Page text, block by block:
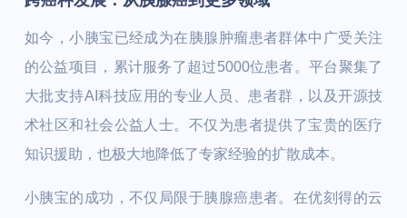
如今，小胰宝已经成为在胰腺肿瘤患者群体中广受关注
的公益项目，累计服务了超过5000位患者。平台聚集了
大批支持AI科技应用的专业人员、患者群，以及开源技
术社区和社会公益人士。不仅为患者提供了宝贵的医疗
知识援助，也极大地降低了专家经验的扩散成本。
小胰宝的成功，不仅局限于胰腺癌患者。在优刻得的云